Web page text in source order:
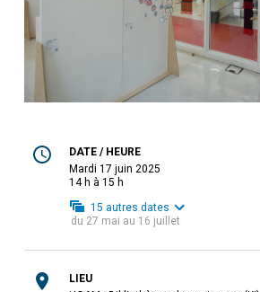
DATE / HEURE
mardi 17 juin 2025
14 h à 15 h
15 autres dates
du 27 mai au 16 juillet
LIEU